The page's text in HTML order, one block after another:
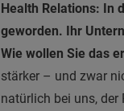
Health Relations: In
geworden. Ihr
Wie wollen Sie das
stärker – und zwar
natürlich bei uns, der